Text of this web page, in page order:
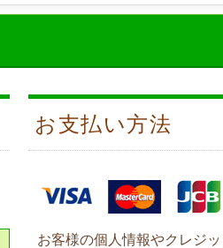
お支払い方法
お客様の個人情報やクレジ